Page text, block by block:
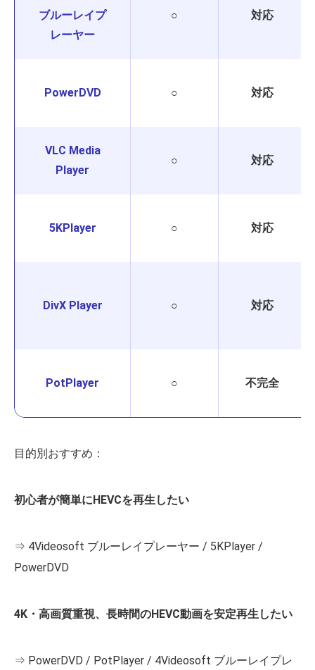
ブルーレイプ
レーヤー
○ 対応
PowerDVD ○ 対応
VLC Media
Player
○ 対応
5KPlayer ○ 対応
DivX Player ○ 対応
PotPlayer ○ 不完全
目的別おすすめ：
初心者が簡単にHEVCを再生したい
⇒ 4Videosoft ブルーレイプレーヤー / 5KPlayer /
PowerDVD
4K・高画質重視、長時間のHEVC動画を安定再生したい
⇒ PowerDVD / PotPlayer / 4Videosoft ブルーレイプレ